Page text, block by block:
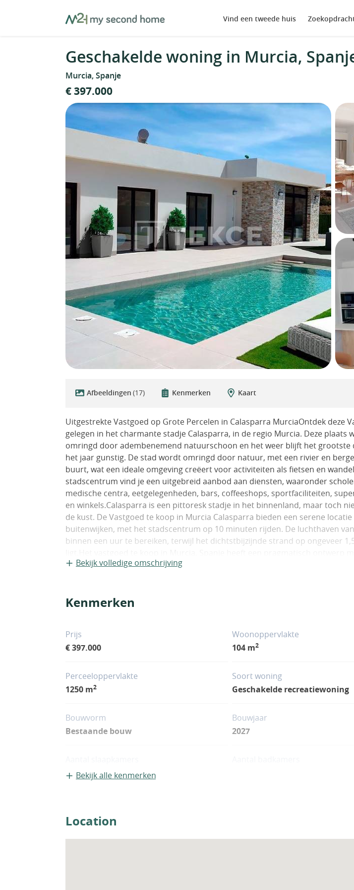
MySecondHome Vind een tweede huis
Geschakelde woning in Murcia,
Murcia, Spanje
€ 397.000
Afbeeldingen (17) Kenmerken Kaart
Uitgestrekte Vastgoed op Grote Percelen in Calasparra MurciaOntdek deze
gelegen in het charmante stadje Calasparra, in de regio Murcia. Deze plaats
omringd door adembenemend natuurschoon en het weer blijft het grootste
het jaar gunstig. De stad wordt omringd door natuur, met een rivier en
buurt, wat een ideale omgeving creëert voor activiteiten als fietsen en
stadscentrum vind je een uitgebreid aanbod aan diensten, waaronder
medische centra, eetgelegenheden, bars, coffeeshops, sportfaciliteiten,
en winkels.Calasparra is een pittoresk stadje in het binnenland, maar toch
de kust. De Vastgoed te koop in Murcia Calasparra bieden een serene locatie
buitenwijken, met het stadscentrum op 10 minuten rijden. De luchthaven
binnen een uur te bereiken, terwijl het dichtstbijzijnde strand op ongeveer
mediterrane flair. Ze zijn verdeeld over één verdieping en beschikken over
woonkamer. De ruime woonkamers sluiten naadloos aan op de open keuken.
Bekijk volledige omschrijving
Kenmerken
Prijs
€ 397.000
Woonoppervlakte
104 m2
Perceeloppervlakte
1250 m2
Soort woning
Geschakelde recreatiewoning
Bouwvorm
Bestaande bouw
Bouwjaar
2027
3
Airco
Zwembad
Bekijk alle kenmerken
Location